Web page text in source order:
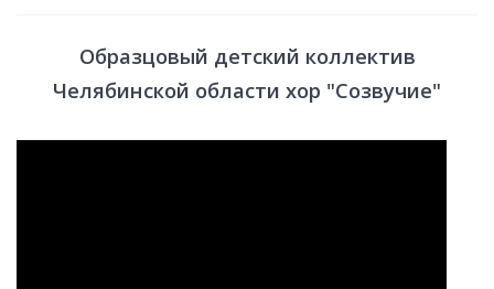
Образцовый детский коллектив
Челябинской области хор "Созвучие"